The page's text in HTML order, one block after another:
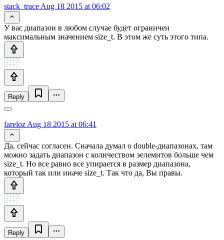
stack_trace Aug 18 2015 at 06:02
У вас диапазон в любом случае будет ограничен
максимальным значением size_t. В этом же суть этого типа.
Reply
fareloz Aug 18 2015 at 06:41
Да, сейчас согласен. Сначала думал о double-диапазонах, там
можно задать диапазон с количеством эелемнтов больше чем
size_t. Но все равно все упирается в размер диапазона,
который так или иначе size_t. Так что да, Вы правы.
Reply